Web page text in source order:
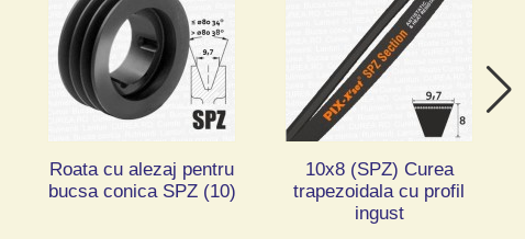
Roata cu alezaj pentru
bucsa conica SPZ (10)
10x8 (SPZ) Curea
trapezoidala cu profil
ingust